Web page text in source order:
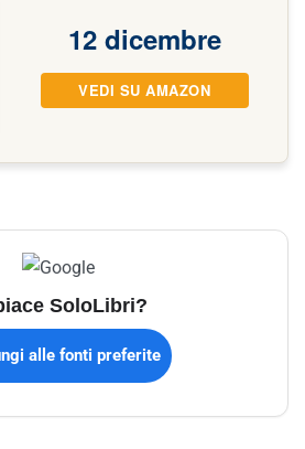
12 dicembre
VEDI SU AMAZON
SoloLibri?
alle fonti preferite